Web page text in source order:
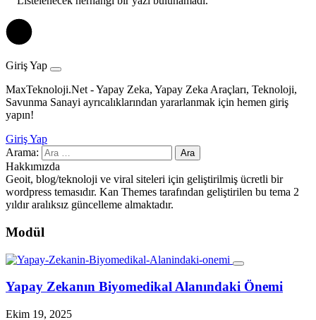
Giriş Yap
MaxTeknoloji.Net - Yapay Zeka, Yapay Zeka Araçları, Teknoloji,
Savunma Sanayi ayrıcalıklarından yararlanmak için hemen giriş
yapın!
Giriş Yap
Arama:
Hakkımızda
Geoit, blog/teknoloji ve viral siteleri için geliştirilmiş ücretli bir
wordpress temasıdır. Kan Themes tarafından geliştirilen bu tema 2
yıldır aralıksız güncelleme almaktadır.
Modül
Yapay Zekanın Biyomedikal Alanındaki Önemi
Ekim 19, 2025